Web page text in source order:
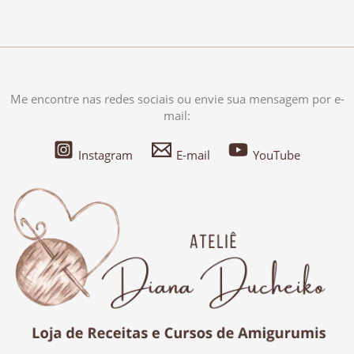
Me encontre nas redes sociais ou envie sua mensagem por e-
mail:
Instagram E-mail YouTube